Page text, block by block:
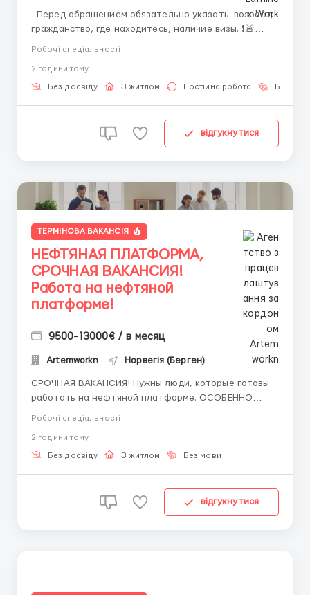
гражданство, где находитесь, наличие визы. ❗️🚨
ВАЖНО: Обращайтесь к нам первые по номеру !
7355•427998 ☎️ Работа на логистических и
почтовых складах . График 5/8, возможны пе...
Робочі спеціальності
2 години тому
Без досвіду З житлом Постійна робота Без
відгукнутися
ТЕРМІНОВА ВАКАНСІЯ
НЕФТЯНАЯ ПЛАТФОРМА,
СРОЧНАЯ ВАКАНСИЯ!
Работа на нефтяной
платформе!
9500-13000€ / в месяц
Artemworkn Норвегія (Берген)
СРОЧНАЯ ВАКАНСИЯ! Нужны люди, которые готовы
работать на нефтяной платформе. ОСОБЕННО
ВОЗМОЖНОСТЬ ОБУЧАТЬСЯ. Помощник сварщика,
Помощник механика ( стыковка метала, зачистка
Робочі спеціальності
2 години тому
Без досвіду З житлом Без мови
відгукнутися